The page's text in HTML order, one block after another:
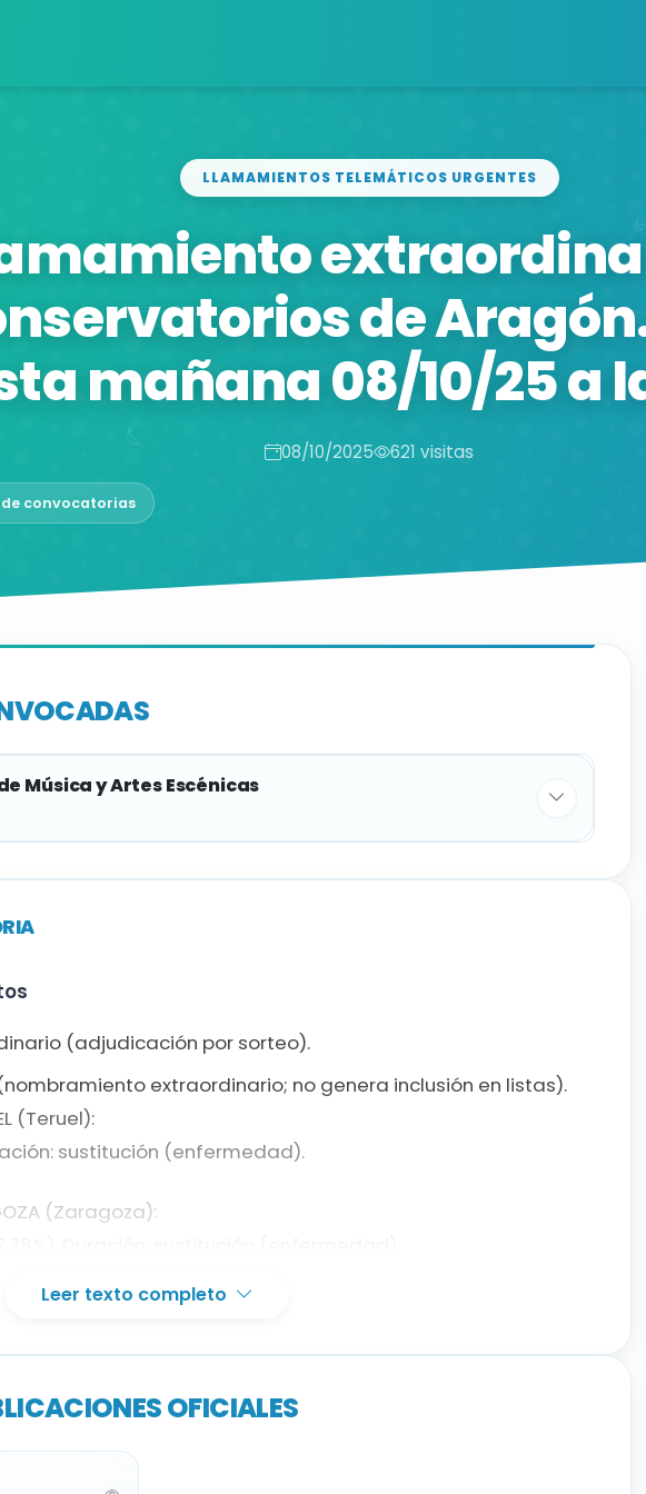
LLAMAMIENTOS TELEMÁTICOS URGENTES
de
mañana 08/10/25 a
08/10/2025 621 visitas
de convocatorias
Música y Artes Escénicas
(adjudicación por sorteo).
extraordinario; no genera inclusión en listas).
(Teruel):
sustitución (enfermedad).
(Zaragoza):
(Zaragoza):
FLETA (Monzón, Huesca):
Leer texto completo
OFICIALES